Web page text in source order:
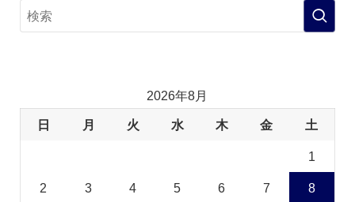
2026年8月
日 月 火 水 木 金 土
1
2 3 4 5 6 7 8